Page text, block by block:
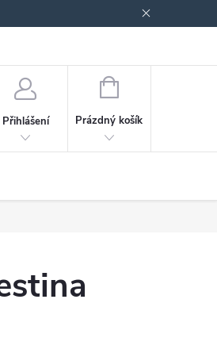
Přihlášení
NÁKUPNÍ
Prázdný košík